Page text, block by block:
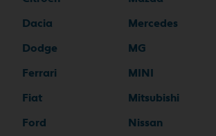
Dacia
Dodge
Ferrari
Fiat
Ford
Mercedes
MG
MINI
Mitsubishi
Nissan